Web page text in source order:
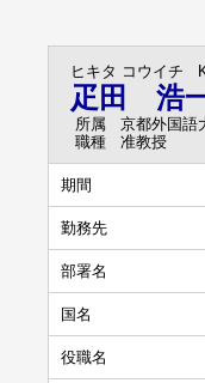
ヒキタ コウイチ
疋田 浩
所属
京都外国語
職種
准教授
期間
勤務先
部署名
国名
役職名